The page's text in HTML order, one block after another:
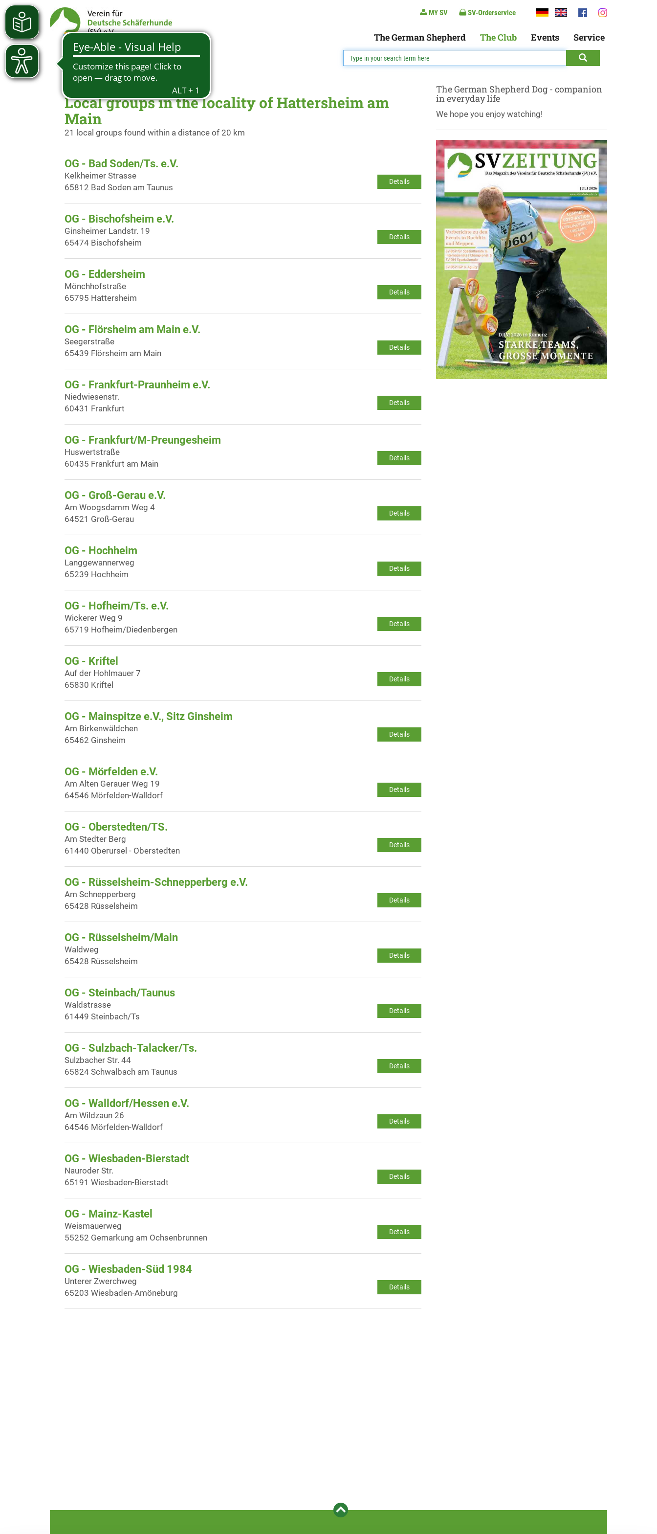
MY SV SV-Orderservice
The German Shepherd The Club Events Service
Local groups in the locality of Hattersheim am
Main
21 local groups found within a distance of 20 km
OG - Bad Soden/Ts. e.V.
Details
Kelkheimer Strasse
65812 Bad Soden am Taunus
OG - Bischofsheim e.V.
Details
Ginsheimer Landstr. 19
65474 Bischofsheim
OG - Eddersheim
Details
Mönchhofstraße
65795 Hattersheim
OG - Flörsheim am Main e.V.
Details
Seegerstraße
65439 Flörsheim am Main
OG - Frankfurt-Praunheim e.V.
Details
Niedwiesenstr.
60431 Frankfurt
OG - Frankfurt/M-Preungesheim
Details
Huswertstraße
60435 Frankfurt am Main
OG - Groß-Gerau e.V.
Details
Am Woogsdamm Weg 4
64521 Groß-Gerau
OG - Hochheim
Details
Langgewannerweg
65239 Hochheim
OG - Hofheim/Ts. e.V.
Details
Wickerer Weg 9
65719 Hofheim/Diedenbergen
OG - Kriftel
Details
Auf der Hohlmauer 7
65830 Kriftel
OG - Mainspitze e.V., Sitz Ginsheim
Details
Am Birkenwäldchen
65462 Ginsheim
OG - Mörfelden e.V.
Details
Am Alten Gerauer Weg 19
64546 Mörfelden-Walldorf
OG - Oberstedten/TS.
Details
Am Stedter Berg
61440 Oberursel - Oberstedten
OG - Rüsselsheim-Schnepperberg e.V.
Details
Am Schnepperberg
65428 Rüsselsheim
OG - Rüsselsheim/Main
Details
Waldweg
65428 Rüsselsheim
OG - Steinbach/Taunus
Details
Waldstrasse
61449 Steinbach/Ts
OG - Sulzbach-Talacker/Ts.
Details
Sulzbacher Str. 44
65824 Schwalbach am Taunus
OG - Walldorf/Hessen e.V.
Details
Am Wildzaun 26
64546 Mörfelden-Walldorf
OG - Wiesbaden-Bierstadt
Details
Nauroder Str.
65191 Wiesbaden-Bierstadt
OG - Mainz-Kastel
Details
Weismauerweg
55252 Gemarkung am Ochsenbrunnen
OG - Wiesbaden-Süd 1984
Details
Unterer Zwerchweg
65203 Wiesbaden-Amöneburg
The German Shepherd Dog - companion
in everyday life
We hope you enjoy watching!